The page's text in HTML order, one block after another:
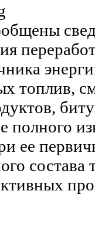
топлив,
полного
ее